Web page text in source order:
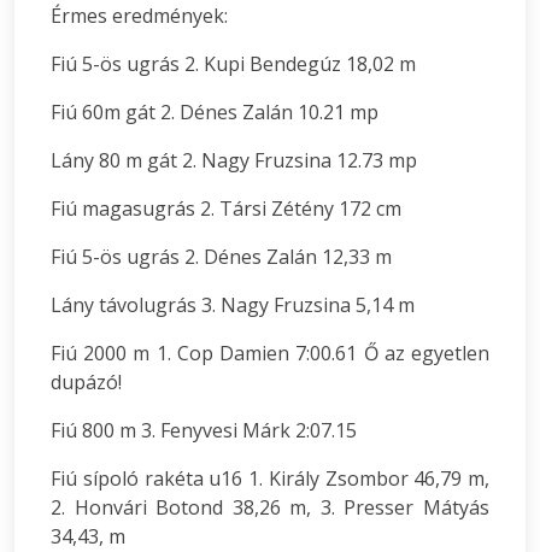
Érmes eredmények:
Fiú 5-ös ugrás 2. Kupi Bendegúz 18,02 m
Fiú 60m gát 2. Dénes Zalán 10.21 mp
Lány 80 m gát 2. Nagy Fruzsina 12.73 mp
Fiú magasugrás 2. Társi Zétény 172 cm
Fiú 5-ös ugrás 2. Dénes Zalán 12,33 m
Lány távolugrás 3. Nagy Fruzsina 5,14 m
Fiú 2000 m 1. Cop Damien 7:00.61 Ő az egyetlen
dupázó!
Fiú 800 m 3. Fenyvesi Márk 2:07.15
Fiú sípoló rakéta u16 1. Király Zsombor 46,79 m,
2. Honvári Botond 38,26 m, 3. Presser Mátyás
34,43, m